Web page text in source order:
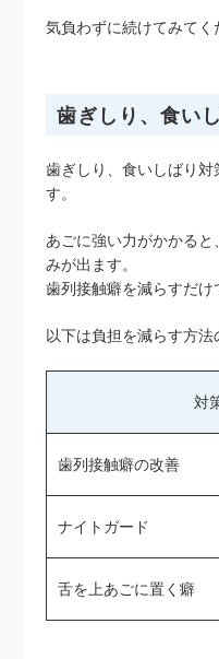
気負わずに続けてみてく
歯ぎしり、食い
歯ぎしり、食いしばり
す。
あごに強い力がかかる
みが出ます。
歯列接触癖を減らすだけ
以下は負担を減らす方法
対
歯列接触癖の改善
ナイトガード
舌を上あごに置く癖